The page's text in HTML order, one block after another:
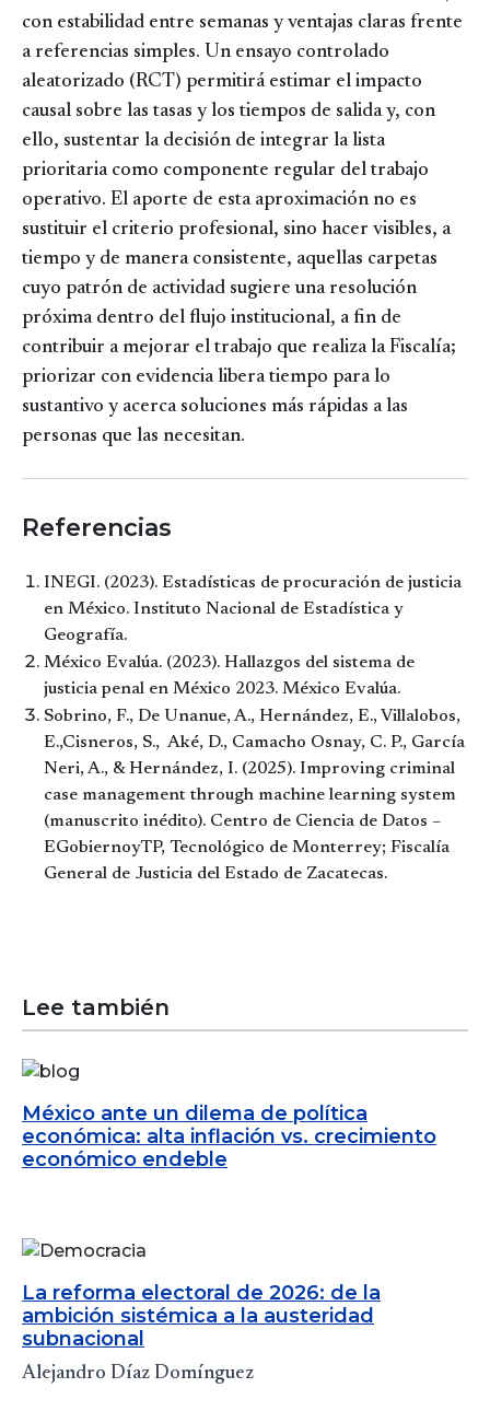
con estabilidad entre semanas y ventajas claras frente
a referencias simples. Un ensayo controlado
aleatorizado (RCT) permitirá estimar el impacto
causal sobre las tasas y los tiempos de salida y, con
ello, sustentar la decisión de integrar la lista
prioritaria como componente regular del trabajo
operativo. El aporte de esta aproximación no es
sustituir el criterio profesional, sino hacer visibles, a
tiempo y de manera consistente, aquellas carpetas
cuyo patrón de actividad sugiere una resolución
próxima dentro del flujo institucional, a fin de
contribuir a mejorar el trabajo que realiza la Fiscalía;
priorizar con evidencia libera tiempo para lo
sustantivo y acerca soluciones más rápidas a las
personas que las necesitan.
Referencias
INEGI. (2023). Estadísticas de procuración de justicia
en México. Instituto Nacional de Estadística y
Geografía.
México Evalúa. (2023). Hallazgos del sistema de
justicia penal en México 2023. México Evalúa.
Sobrino, F., De Unanue, A., Hernández, E., Villalobos,
E.,Cisneros, S., Aké, D., Camacho Osnay, C. P., García
Neri, A., & Hernández, I. (2025). Improving criminal
case management through machine learning system
(manuscrito inédito). Centro de Ciencia de Datos –
EGobiernoyTP, Tecnológico de Monterrey; Fiscalía
General de Justicia del Estado de Zacatecas.
Lee también
México ante un dilema de política
económica: alta inflación vs. crecimiento
económico endeble
La reforma electoral de 2026: de la
ambición sistémica a la austeridad
subnacional
Alejandro Díaz Domínguez